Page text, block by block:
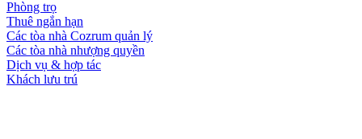
Phòng trọ
Thuê ngắn hạn
Các tòa nhà Cozrum quản lý
Các tòa nhà nhượng quyền
Dịch vụ & hợp tác
Khách lưu trú